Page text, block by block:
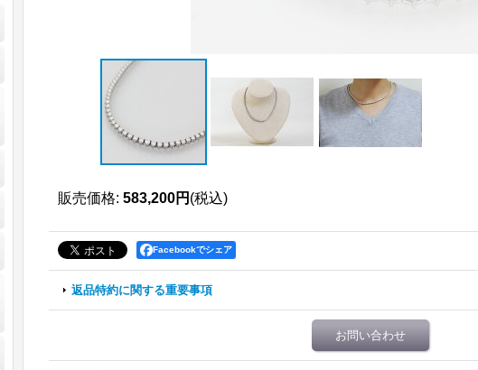
販売価格: 583,200円 (税込)
Facebookでシェア
返品特約に関する重要事項
お問い合わせ